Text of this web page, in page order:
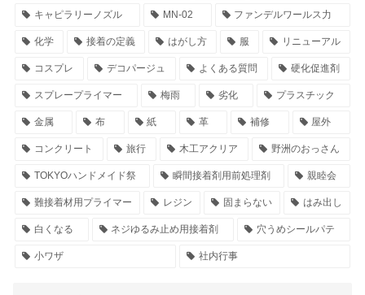
キャピラリーノズル MN-02 ファンデルワールス力
化学 接着の定義 はがし方 服 リニューアル
コスプレ デコパージュ よくある質問 硬化促進剤
スプレープライマー 梅雨 劣化 プラスチック
金属 布 紙 革 補修 屋外
コンクリート 旅行 木工アクリア 野洲のおっさん
TOKYOハンドメイド祭 瞬間接着剤用前処理剤 親睦会
難接着材用プライマー レジン 固まらない はみ出し
白くなる ネジゆるみ止め用接着剤 穴うめシールパテ
小ワザ 社内行事